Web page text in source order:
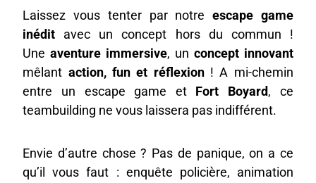
Laissez vous tenter par notre escape game
inédit avec un concept hors du commun !
Uneaventure immersive, un concept innovant
mêlant action, fun et réflexion! A mi-chemin
entre un escape game et Fort Boyard, ce
teambuilding ne vous laissera pas indifférent.
Envie d’autre chose ? Pas de panique, on a ce
qu’il vous faut : enquête policière, animation